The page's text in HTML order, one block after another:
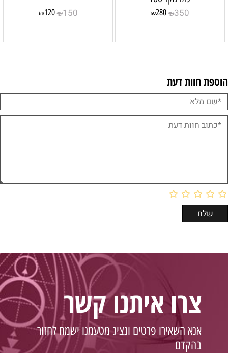
₪350
₪280
₪150
₪120
הוספת חוות דעת
צרו איתנו קשר
אנא השאירו פרטים ונציג מטעמנו ישמח לחזור
בהקדם